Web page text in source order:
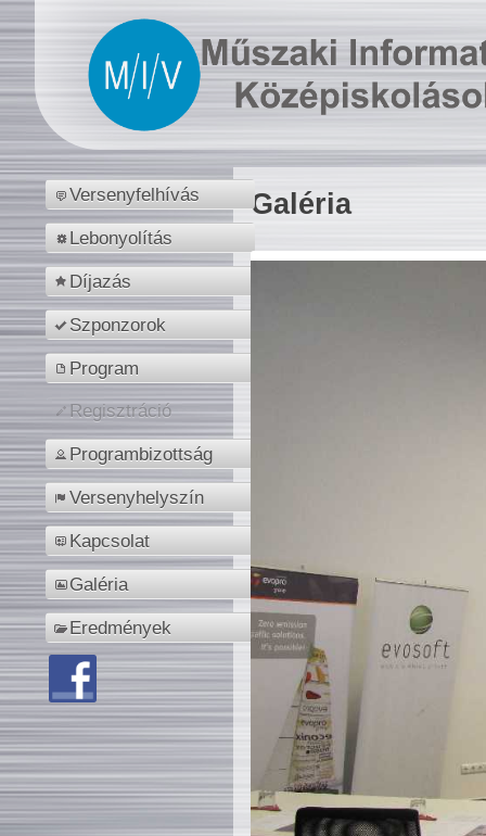
Versenyfelhívás
Lebonyolítás
Díjazás
Szponzorok
Program
Regisztráció
Programbizottság
Versenyhelyszín
Kapcsolat
Galéria
Eredmények
Galéria